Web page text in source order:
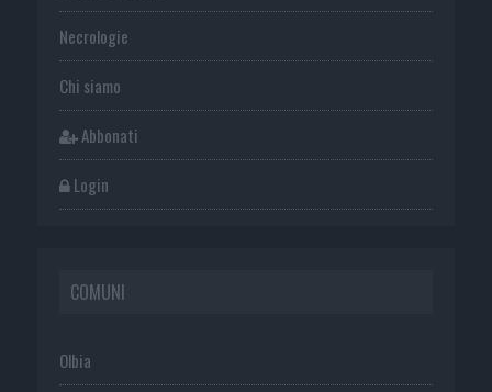
Necrologie
Chi siamo
Abbonati
Login
COMUNI
Olbia